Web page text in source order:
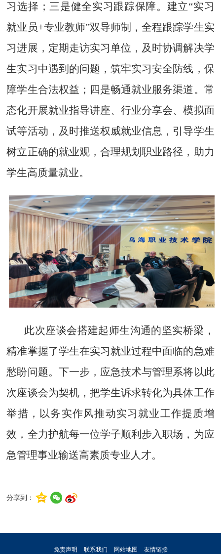
习选择；三是健全实习跟踪保障。建立“实习
就业员+专业教师”双导师制，全程跟踪学生实
习进展，定期走访实习单位，及时协调解决学
生实习中遇到的问题，筑牢实习安全防线，保
障学生合法权益；四是畅通就业服务渠道。常
态化开展就业指导讲座、行业分享会、模拟面
试等活动，及时推送权威就业信息，引导学生
树立正确的就业观，合理规划职业路径，助力
学生高质量就业。
此次座谈会搭建起师生沟通的坚实桥梁，
精准掌握了学生在实习就业过程中面临的急难
愁盼问题。下一步， 应急技术与管理系将以此
次座谈会为契机，把学生诉求转化为具体工作
举措，以务实作风推动实习就业工作提质增
效，全力护航每一位学子顺利步入职场，为应
急管理事业输送高素质专业人才。
分享到：
免责声明 联系我们 网站地图 友情链接